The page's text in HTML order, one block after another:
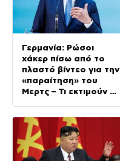
Γερμανία: Ρώσοι
χάκερ πίσω από το
πλαστό βίντεο για την
«παραίτηση» του
Μερτς – Τι εκτιμούν οι